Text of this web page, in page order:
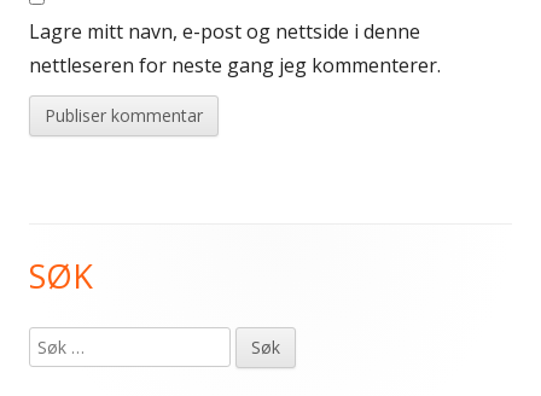
Lagre mitt navn, e-post og nettside i denne
nettleseren for neste gang jeg kommenterer.
Primær
sidekolonne
SØK
Søk
etter: